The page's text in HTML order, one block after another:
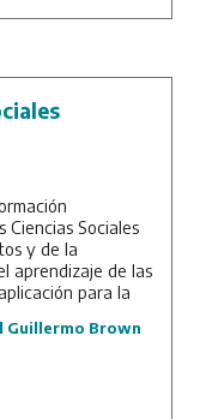
Ciencias Sociales
y de la
aprendizaje de las
para la
de estudio
módulos
módulos
Guillermo Brown